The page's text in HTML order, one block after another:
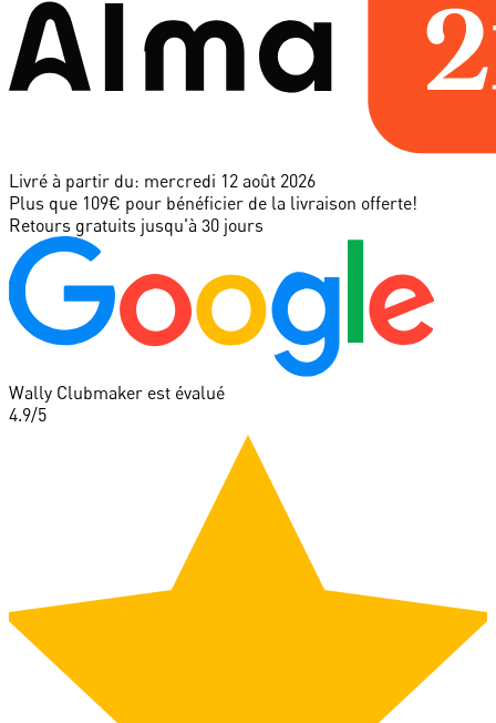
Livré à partir du: mercredi 12 août 2026
Plus que 109€ pour bénéficier de la livraison offerte!
Retours gratuits jusqu'à 30 jours
Wally Clubmaker est évalué
4.9/5